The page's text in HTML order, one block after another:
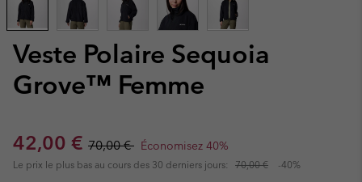
Veste Polaire Sequoia
Grove™ Femme
Sale price:
42,00 € Regular price:
70,00 € Économisez 40%
Le prix le plus bas au cours des 30 derniers jours: 70,00 € -40%